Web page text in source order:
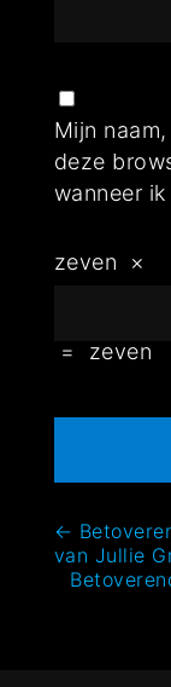
Mijn
deze
wanneer
zeven ×
= zeven
←
van Jullie